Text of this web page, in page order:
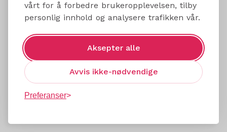
vårt for å forbedre brukeropplevelsen, tilby
personlig innhold og analysere trafikken vår.
Aksepter alle
Avvis ikke-nødvendige
Preferanser